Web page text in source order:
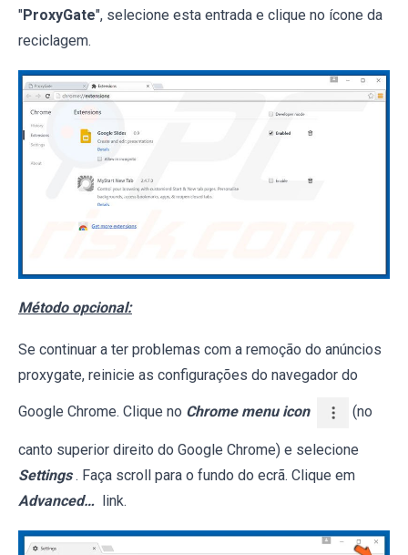
"ProxyGate", selecione esta entrada e clique no ícone da
reciclagem.
Método opcional:
Se continuar a ter problemas com a remoção do anúncios
proxygate, reinicie as configurações do navegador do
Google Chrome. Clique no Chrome menu icon (no
canto superior direito do Google Chrome) e selecione
Settings . Faça scroll para o fundo do ecrã. Clique em
Advanced… link.